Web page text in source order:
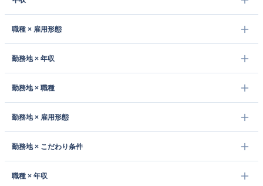
職種 × 雇用形態
勤務地 × 年収
勤務地 × 職種
勤務地 × 雇用形態
勤務地 × こだわり条件
職種 × 年収